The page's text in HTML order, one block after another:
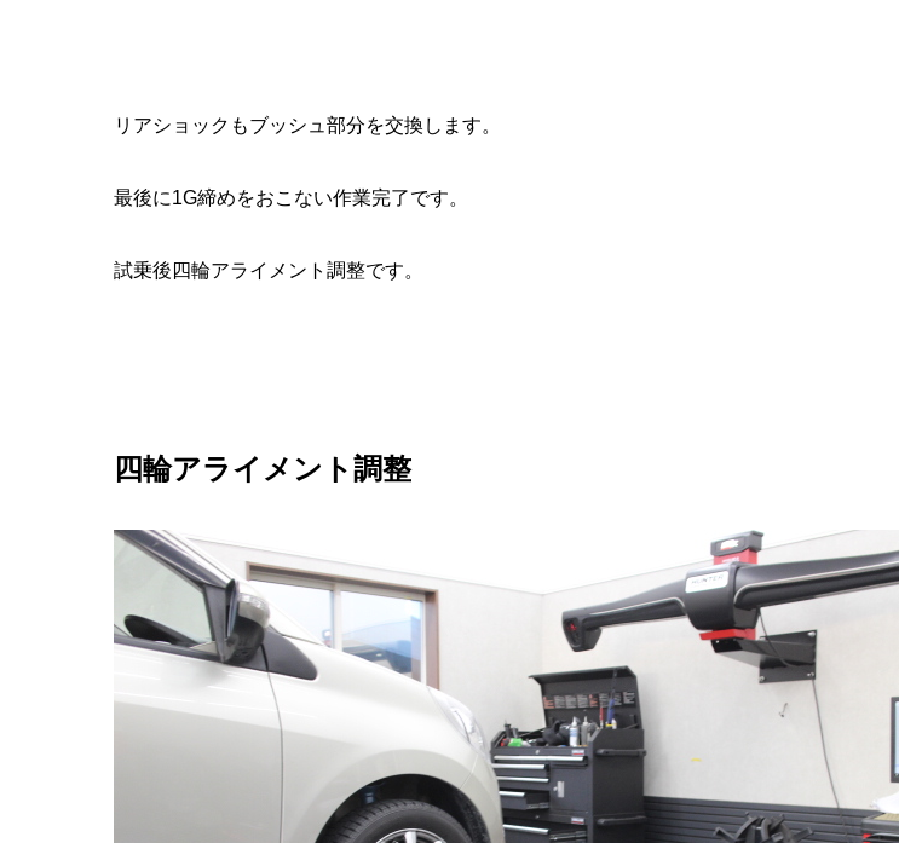
リアショックもブッシュ部分を交換します。
最後に1G締めをおこない作業完了です。
試乗後四輪アライメント調整です。
四輪アライメント調整